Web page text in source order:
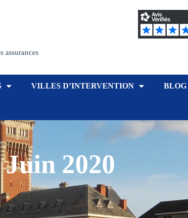
assurances
VILLES D’INTERVENTION BLOG
2020